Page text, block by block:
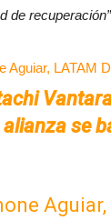
de recuperación”
alianza se